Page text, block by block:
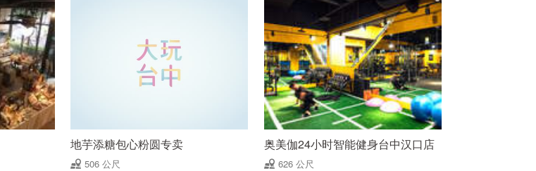
地芋添糖包心粉圆专卖
506 公尺
奥美伽24小时智能健身台中汉口店
626 公尺